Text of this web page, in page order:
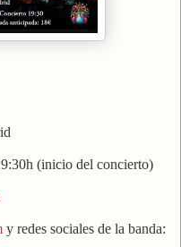
(inicio del concierto)
y redes sociales de la banda: